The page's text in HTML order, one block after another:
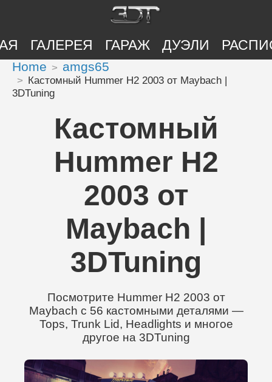
ГАЛЕРЕЯ ГАРАЖ ДУЭЛИ
Home amgs65
Кастомный Hummer H2 2003 от Maybach |
3DTuning
Кастомный
Hummer H2
2003 от
Maybach |
3DTuning
Посмотрите Hummer H2 2003 от
Maybach с 56 кастомными деталями —
Tops, Trunk Lid, Headlights и многое
другое на 3DTuning